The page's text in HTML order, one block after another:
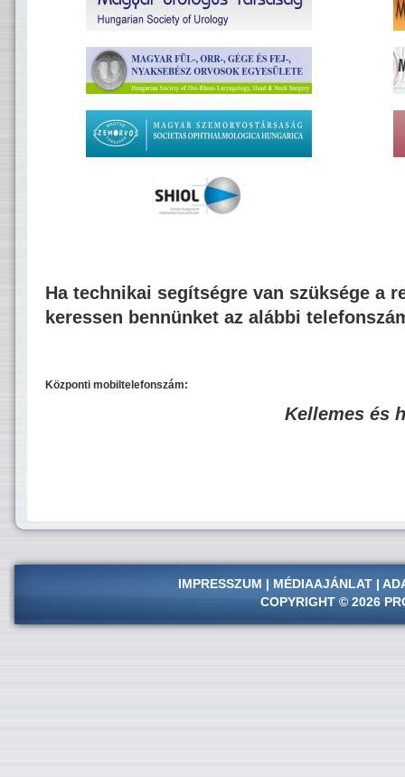
Ha technikai segítségre van szüksége a
keressen bennünket az alábbi
Központi mobiltelefonszám:
Kellemes és
IMPRESSZUM | MÉDIAAJÁNLAT |
COPYRIGHT © 2026